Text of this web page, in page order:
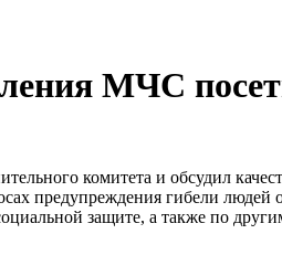
МЧС
комитета и обсудил
предупреждения гибели людей
защите, а также по